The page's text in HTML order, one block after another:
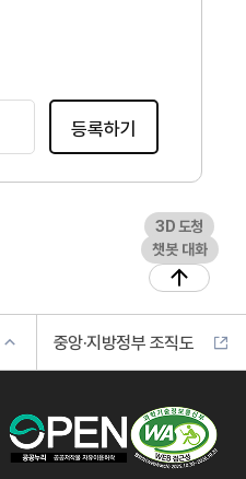
등록하기
3D 도청
챗봇 대화
중앙·지방정부 조직도